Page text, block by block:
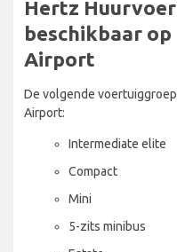
Hertz
beschikbaar
Airport
De volgende
Airport:
Intermediate elite
Compact
Mini
5-zits minibus